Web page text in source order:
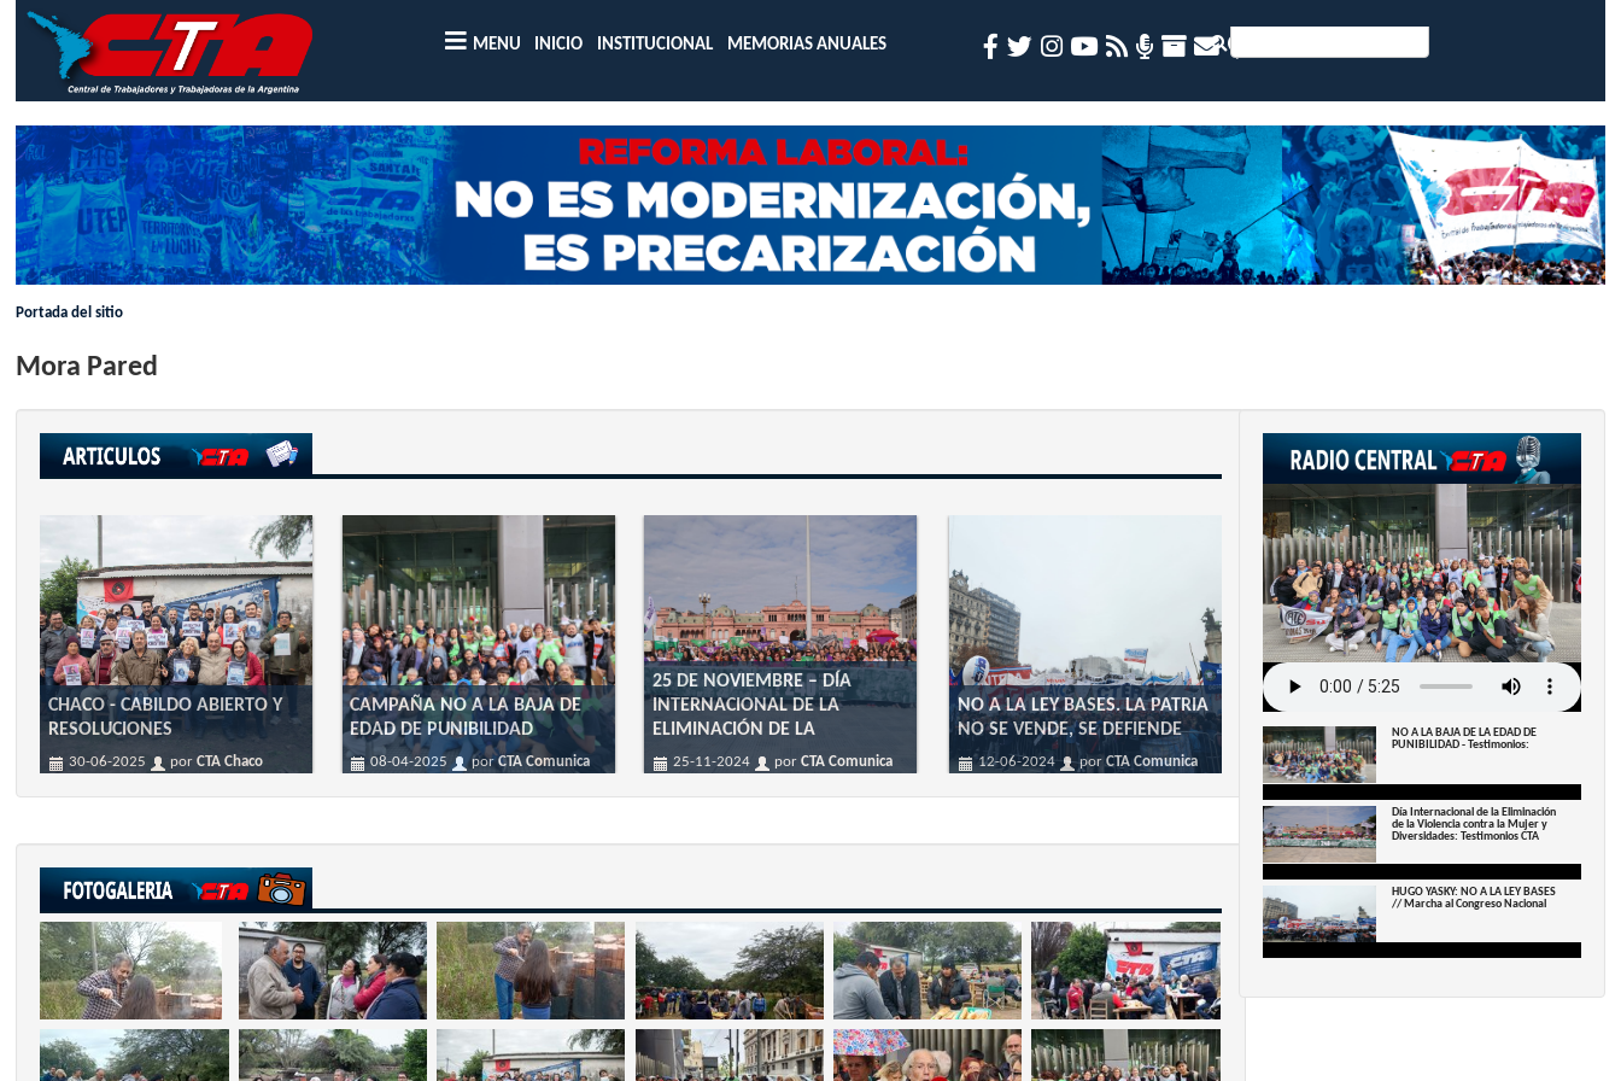
MENU INICIO INSTITUCIONAL MEMORIAS ANUALES
Portada del sitio
Mora Pared
CHACO - CABILDO ABIERTO Y
RESOLUCIONES
30-06-2025 porCTA Chaco
CAMPAÑA NO A LA BAJA DE
EDAD DE PUNIBILIDAD
08-04-2025 porCTA Comunica
25 DE NOVIEMBRE – DÍA
INTERNACIONAL DE LA
ELIMINACIÓN DE LA
25-11-2024 por CTA Comunica
NO A LA LEY BASES. LA PATRIA
NO SE VENDE, SE DEFIENDE
12-06-2024 porCTA Comunica
NO A LA BAJA DE LA EDAD DE
PUNIBILIDAD - Testimonios:
Día Internacional de la Eliminación
de la Violencia contra la Mujer y
Diversidades: Testimonios CTA
HUGO YASKY: NO A LA LEY BASES
// Marcha al Congreso Nacional